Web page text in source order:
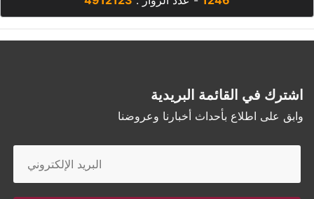
اشترك في القائمة البريدية
وابق على اطلاع بأحداث أخبارنا وعروضنا